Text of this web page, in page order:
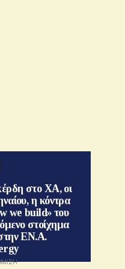
στο ΧΑ, οι
η κόντρα
we build» του
στοίχημα
ΕΝ.Α.